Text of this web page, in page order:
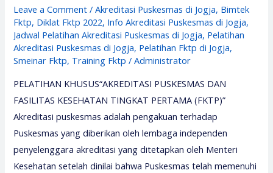
Leave a Comment /Akreditasi Puskesmas di Jogja, Bimtek
Fktp, Diklat Fktp 2022, Info Akreditasi Puskesmas di Jogja,
Jadwal Pelatihan Akreditasi Puskesmas di Jogja, Pelatihan
Akreditasi Puskesmas di Jogja, Pelatihan Fktp di Jogja,
Smeinar Fktp, Training Fktp /Administrator
PELATIHAN KHUSUS“AKREDITASI PUSKESMAS DAN
FASILITAS KESEHATAN TINGKAT PERTAMA (FKTP)”
Akreditasi puskesmas adalah pengakuan terhadap
Puskesmas yang diberikan oleh lembaga independen
penyelenggara akreditasi yang ditetapkan oleh Menteri
Kesehatan setelah dinilai bahwa Puskesmas telah memenuhi